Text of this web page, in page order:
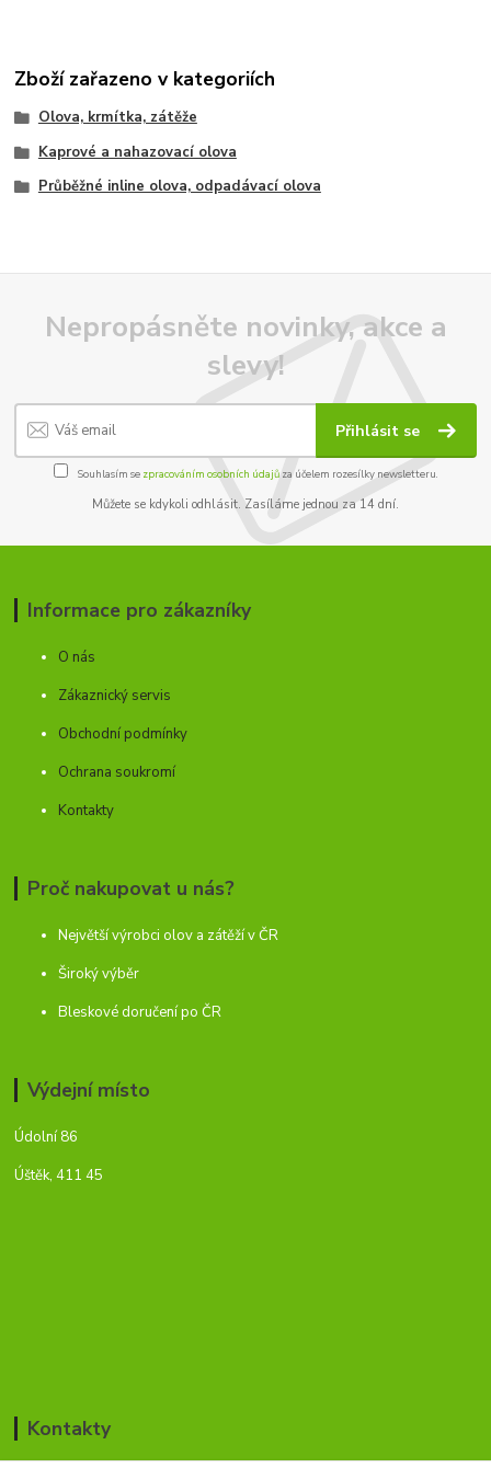
Zboží zařazeno v kategoriích
Olova, krmítka, zátěže
Kaprové a nahazovací olova
Průběžné inline olova, odpadávací olova
Nepropásněte novinky, akce a
slevy!
Přihlásit se
Souhlasím se zpracováním osobních údajůza účelem rozesílky newsletteru.
Můžete se kdykoli odhlásit. Zasíláme jednou za 14 dní.
Informace pro zákazníky
O nás
Zákaznický servis
Obchodní podmínky
Ochrana soukromí
Kontakty
Proč nakupovat u nás?
Největší výrobci olov a zátěží v ČR
Široký výběr
Bleskové doručení po ČR
Výdejní místo
Údolní 86
Úštěk, 411 45
Kontakty